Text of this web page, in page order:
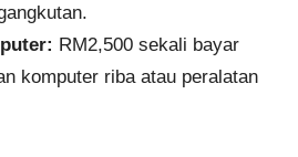
RM2,500 sekali bayar
komputer riba atau peralatan